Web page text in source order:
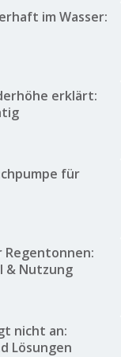
im Wasser:
erklärt:
für
Regentonnen:
& Nutzung
nicht an:
Lösungen